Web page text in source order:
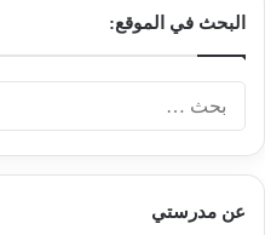
البحث في الموقع:
عن مدرستي